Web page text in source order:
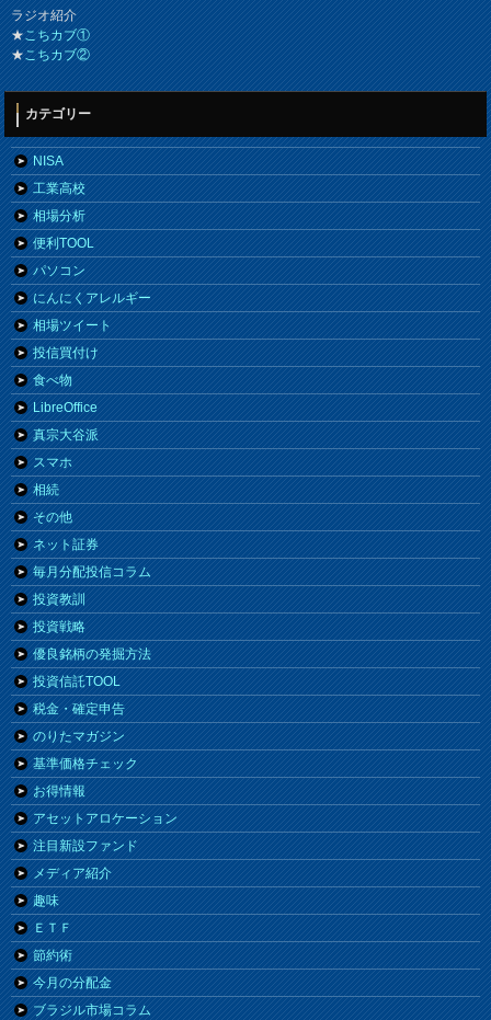
ラジオ紹介
★こちカブ①
★こちカブ②
カテゴリー
NISA
工業高校
相場分析
便利TOOL
パソコン
にんにくアレルギー
相場ツイート
投信買付け
食べ物
LibreOffice
真宗大谷派
スマホ
相続
その他
ネット証券
毎月分配投信コラム
投資教訓
投資戦略
優良銘柄の発掘方法
投資信託TOOL
税金・確定申告
のりたマガジン
基準価格チェック
お得情報
アセットアロケーション
注目新設ファンド
メディア紹介
趣味
ＥＴＦ
節約術
今月の分配金
ブラジル市場コラム